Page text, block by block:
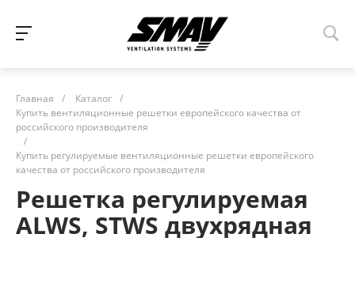
Главная / Каталог /
Купить вентиляционные решетки европейского качества от
российского производителя
/
Купить регулируемые вентиляционные решетки европейского
качества от российского производителя
Решетка регулируемая
ALWS, STWS двухрядная